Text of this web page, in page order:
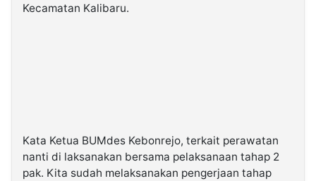
Kecamatan Kalibaru.
Kata Ketua BUMdes Kebonrejo, terkait perawatan
nanti di laksanakan bersama pelaksanaan tahap 2
pak. Kita sudah melaksanakan pengerjaan tahap